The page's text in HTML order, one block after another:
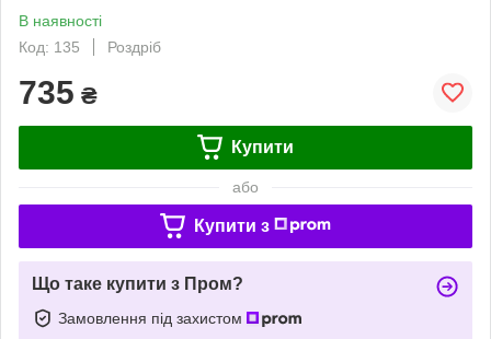
В наявності
Код: 135
Роздріб
735 ₴
Купити
або
Купити з
Що таке купити з Пром?
Замовлення під захистом